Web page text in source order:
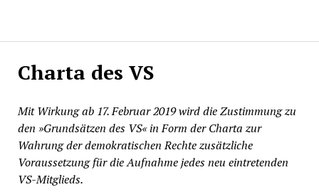
Charta des VS
Mit Wirkung ab 17. Februar 2019 wird die Zustimmung zu
den »Grundsätzen des VS« in Form der Charta zur
Wahrung der demokratischen Rechte zusätzliche
Voraussetzung für die Aufnahme jedes neu eintretenden
VS-Mitglieds.